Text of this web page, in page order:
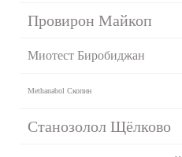
Провирон Майкоп
Миотест Биробиджан
Methanabol Скопин
Станозолол Щёлково